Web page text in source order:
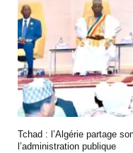
Tchad : l’Algérie partage
l’administration publique